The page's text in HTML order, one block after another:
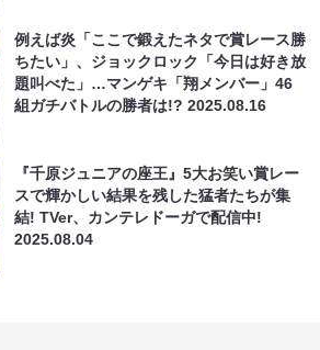
例えば炎「ここで鍛えたネタで賞レース勝
ちたい」、ジョックロック「今日は好き放
題叫べた」…マンゲキ「翔メンバー」46
組ガチバトルの勝者は!?2025.08.16
『千原ジュニアの座王』5大お笑い賞レー
スで輝かしい結果を残した猛者たちが集
結! TVer、カンテレドーガで配信中!
2025.08.04